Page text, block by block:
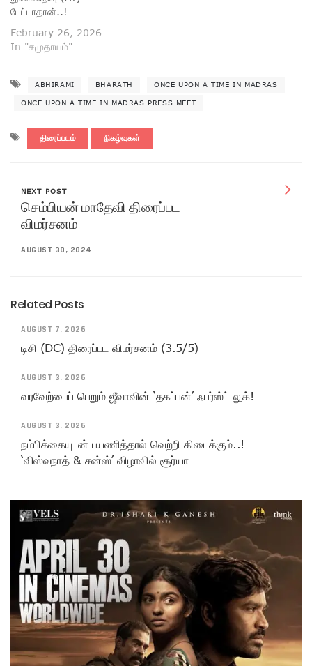
டேட்டாதான்..!
February 26, 2026
In "சமுதாயம்"
ABHIRAMI BHARATH ONCE UPON A TIME IN MADRAS
ONCE UPON A TIME IN MADRAS PRESS MEET
திரைப்படம் நிகழ்வுகள்
NEXT POST
செம்பியன் மாதேவி திரைப்பட
விமர்சனம்
AUGUST 30, 2024
Related Posts
AUGUST 7, 2026
டிசி (DC) திரைப்பட விமர்சனம் (3.5/5)
AUGUST 3, 2026
வரவேற்பைப் பெறும் ஜீவாவின் ‘தகப்பன்’ ஃபர்ஸ்ட் லுக்!
AUGUST 3, 2026
நம்பிக்கையுடன் பயணித்தால் வெற்றி கிடைக்கும்..!
‘விஸ்வநாத் & சன்ஸ்’ விழாவில் சூர்யா